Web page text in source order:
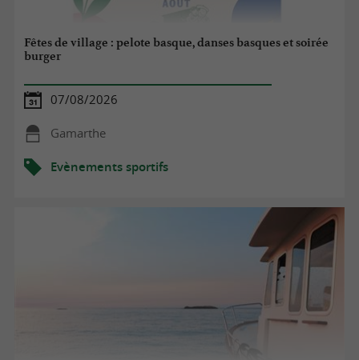
Fêtes de village : pelote basque, danses basques et soirée
burger
07/08/2026
Gamarthe
Evènements sportifs